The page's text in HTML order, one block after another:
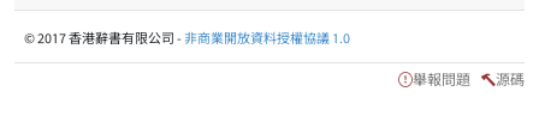
© 2017 香港辭書有限公司 -非商業開放資料授權協議 1.0
舉報問題 源碼